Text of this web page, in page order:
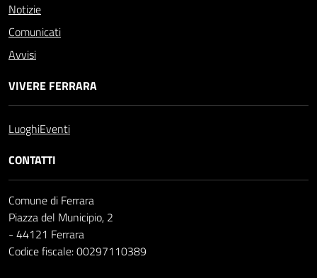
Notizie
Comunicati
Avvisi
VIVERE FERRARA
LuoghiEventi
CONTATTI
Comune di Ferrara
Piazza del Municipio, 2
- 44121 Ferrara
Codice fiscale: 00297110389